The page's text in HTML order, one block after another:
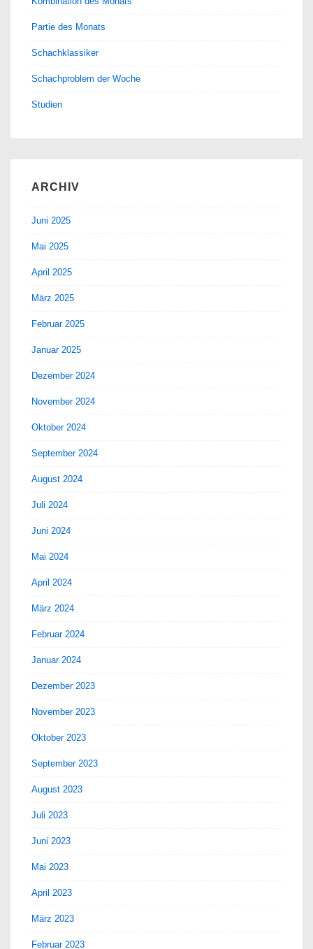
Partie des Monats
Schachklassiker
Schachproblem der Woche
Studien
ARCHIV
Juni 2025
Mai 2025
April 2025
März 2025
Februar 2025
Januar 2025
Dezember 2024
November 2024
Oktober 2024
September 2024
August 2024
Juli 2024
Juni 2024
Mai 2024
April 2024
März 2024
Februar 2024
Januar 2024
Dezember 2023
November 2023
Oktober 2023
September 2023
August 2023
Juli 2023
Juni 2023
Mai 2023
April 2023
März 2023
Februar 2023